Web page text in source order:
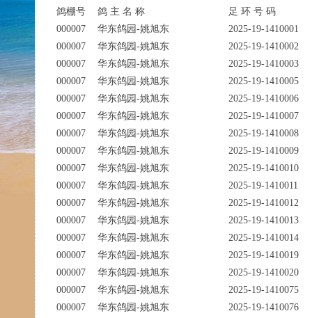
鸽棚号 鸽 主 名 称
足 环 号 码
000007
华东鸽园-姚旭东
2025-19-1410001
000007
华东鸽园-姚旭东
2025-19-1410002
000007
华东鸽园-姚旭东
2025-19-1410003
000007
华东鸽园-姚旭东
2025-19-1410005
000007
华东鸽园-姚旭东
2025-19-1410006
000007
华东鸽园-姚旭东
2025-19-1410007
000007
华东鸽园-姚旭东
2025-19-1410008
000007
华东鸽园-姚旭东
2025-19-1410009
000007
华东鸽园-姚旭东
2025-19-1410010
000007
华东鸽园-姚旭东
2025-19-1410011
000007
华东鸽园-姚旭东
2025-19-1410012
000007
华东鸽园-姚旭东
2025-19-1410013
000007
华东鸽园-姚旭东
2025-19-1410014
000007
华东鸽园-姚旭东
2025-19-1410019
000007
华东鸽园-姚旭东
2025-19-1410020
000007
华东鸽园-姚旭东
2025-19-1410075
000007
华东鸽园-姚旭东
2025-19-1410076